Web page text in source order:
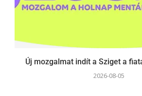
Új mozgalmat indít a Sziget a
2026-08-05